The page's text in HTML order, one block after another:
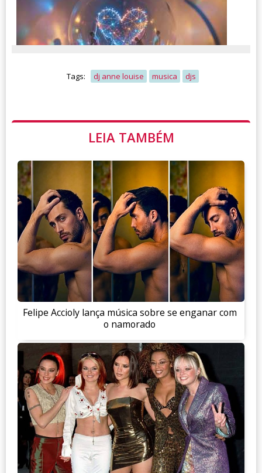
Tags: dj anne louise musica djs
LEIA TAMBÉM
Felipe Accioly lança música sobre se enganar com
o namorado